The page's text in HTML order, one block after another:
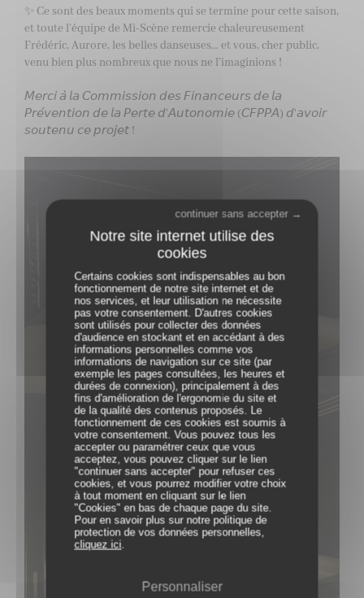
✨ Ce sont des beaux moments qui se termine pour cette saison,
et toute l’équipe de Mi-Scène remercie chaleureusement
Frédéric, Aurore, les belles danseuses… et vous, cher public,
venu bien plus nombreux que nous ne l’imaginions !
𝘔𝘦𝘳𝘤𝘪 𝘢̀ 𝘭𝘢 𝘊𝘰𝘮𝘮𝘪𝘴𝘴𝘪𝘰𝘯 𝘥𝘦𝘴 𝘍𝘪𝘯𝘢𝘯𝘤𝘦𝘶𝘳𝘴 𝘥𝘦 𝘭𝘢
𝘗𝘳𝘦́𝘷𝘦𝘯𝘵𝘪𝘰𝘯 𝘥𝘦 𝘭𝘢 𝘗𝘦𝘳𝘵𝘦 𝘥’𝘈𝘶𝘵𝘰𝘯𝘰𝘮𝘪𝘦 (𝘊𝘍𝘗𝘗𝘈) 𝘥'𝘢𝘷𝘰𝘪𝘳
𝘴𝘰𝘶𝘵𝘦𝘯𝘶 𝘤𝘦 𝘱𝘳𝘰𝘫𝘦𝘵 !
Certains cookies sont indispensables au bon
fonctionnement de notre site internet et de
nos services, et leur utilisation ne nécessite
pas votre consentement. D'autres cookies
sont utilisés pour collecter des données
d'audience en stockant et en accédant à des
informations personnelles comme vos
informations de navigation sur ce site (par
exemple les pages consultées, les heures et
durées de connexion), principalement à des
fins d'amélioration de l'ergonomie du site et
de la qualité des contenus proposés. Le
fonctionnement de ces cookies est soumis à
votre consentement. Vous pouvez tous les
accepter ou paramétrer ceux que vous
acceptez, vous pouvez cliquer sur le lien
"continuer sans accepter" pour refuser ces
cookies, et vous pourrez modifier votre choix
à tout moment en cliquant sur le lien
"Cookies" en bas de chaque page du site.
Pour en savoir plus sur notre politique de
protection de vos données personnelles,
cliquez ici.
Personnaliser
continuer sans accepter →